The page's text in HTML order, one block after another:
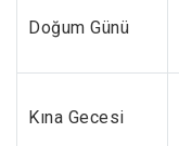
Doğum Günü
Kına Gecesi